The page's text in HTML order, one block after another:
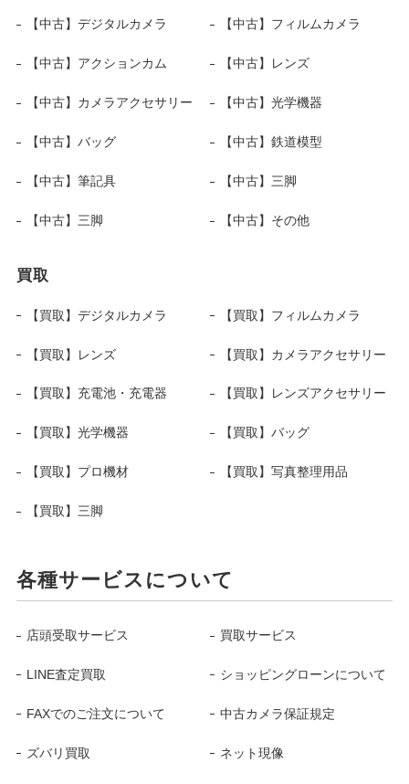
【中古】デジタルカメラ 【中古】フィルムカメラ
【中古】アクションカム 【中古】レンズ
【中古】カメラアクセサリー 【中古】光学機器
【中古】バッグ 【中古】鉄道模型
【中古】筆記具 【中古】三脚
【中古】三脚 【中古】その他
買取
【買取】デジタルカメラ 【買取】フィルムカメラ
【買取】レンズ 【買取】カメラアクセサリー
【買取】充電池・充電器 【買取】レンズアクセサリー
【買取】光学機器 【買取】バッグ
【買取】プロ機材 【買取】写真整理用品
【買取】三脚
各種サービスについて
店頭受取サービス 買取サービス
LINE査定買取 ショッピングローンについて
FAXでのご注文について 中古カメラ保証規定
ズバリ買取 ネット現像